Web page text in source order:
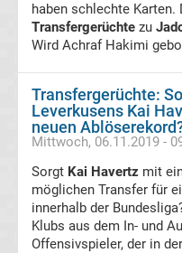
Italien
Spanien
Basketball
Basketball
Bundesliga
haben schlechte
Transfergerüchte zu
Wird Achraf Hakimi
Transfergerüchte:
Leverkusens Kai
neuen
Mittwoch, 06.11.2019 -
Sorgt Kai Havertz mit
möglichen Transfer für
innerhalb der
Klubs aus dem In- und
Offensivspieler, der in